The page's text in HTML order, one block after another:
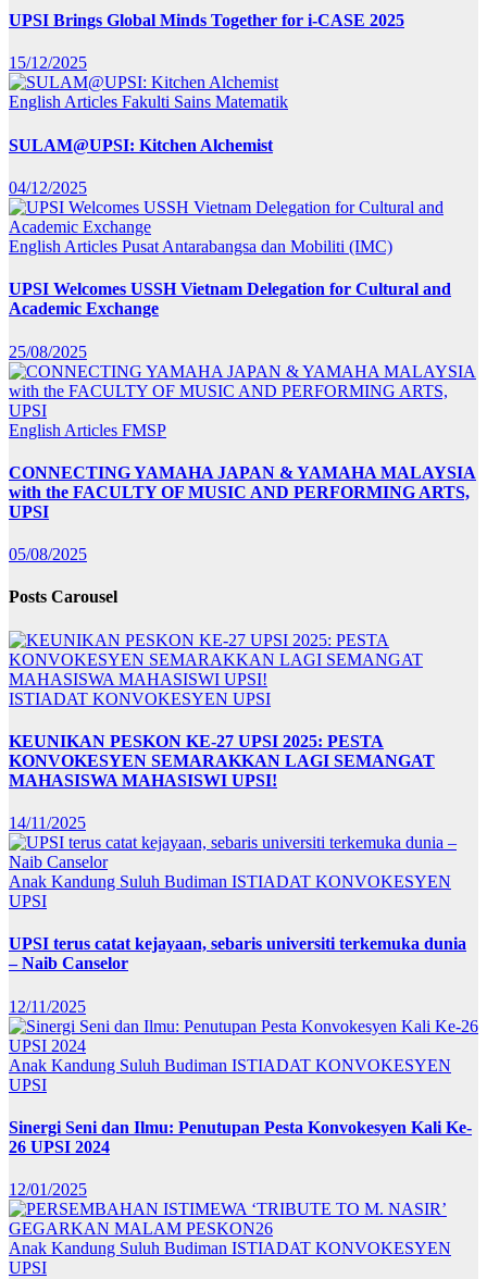
UPSI Brings Global Minds Together for i-CASE 2025
15/12/2025
English Articles Fakulti Sains Matematik
SULAM@UPSI: Kitchen Alchemist
04/12/2025
English Articles Pusat Antarabangsa dan Mobiliti (IMC)
UPSI Welcomes USSH Vietnam Delegation for Cultural and
Academic Exchange
25/08/2025
English Articles FMSP
CONNECTING YAMAHA JAPAN & YAMAHA MALAYSIA
with the FACULTY OF MUSIC AND PERFORMING ARTS,
UPSI
05/08/2025
Posts Carousel
ISTIADAT KONVOKESYEN UPSI
KEUNIKAN PESKON KE-27 UPSI 2025: PESTA
KONVOKESYEN SEMARAKKAN LAGI SEMANGAT
MAHASISWA MAHASISWI UPSI!
14/11/2025
Anak Kandung Suluh Budiman ISTIADAT KONVOKESYEN
UPSI
UPSI terus catat kejayaan, sebaris universiti terkemuka dunia
– Naib Canselor
12/11/2025
Anak Kandung Suluh Budiman ISTIADAT KONVOKESYEN
UPSI
Sinergi Seni dan Ilmu: Penutupan Pesta Konvokesyen Kali Ke-
26 UPSI 2024
12/01/2025
Anak Kandung Suluh Budiman ISTIADAT KONVOKESYEN
UPSI